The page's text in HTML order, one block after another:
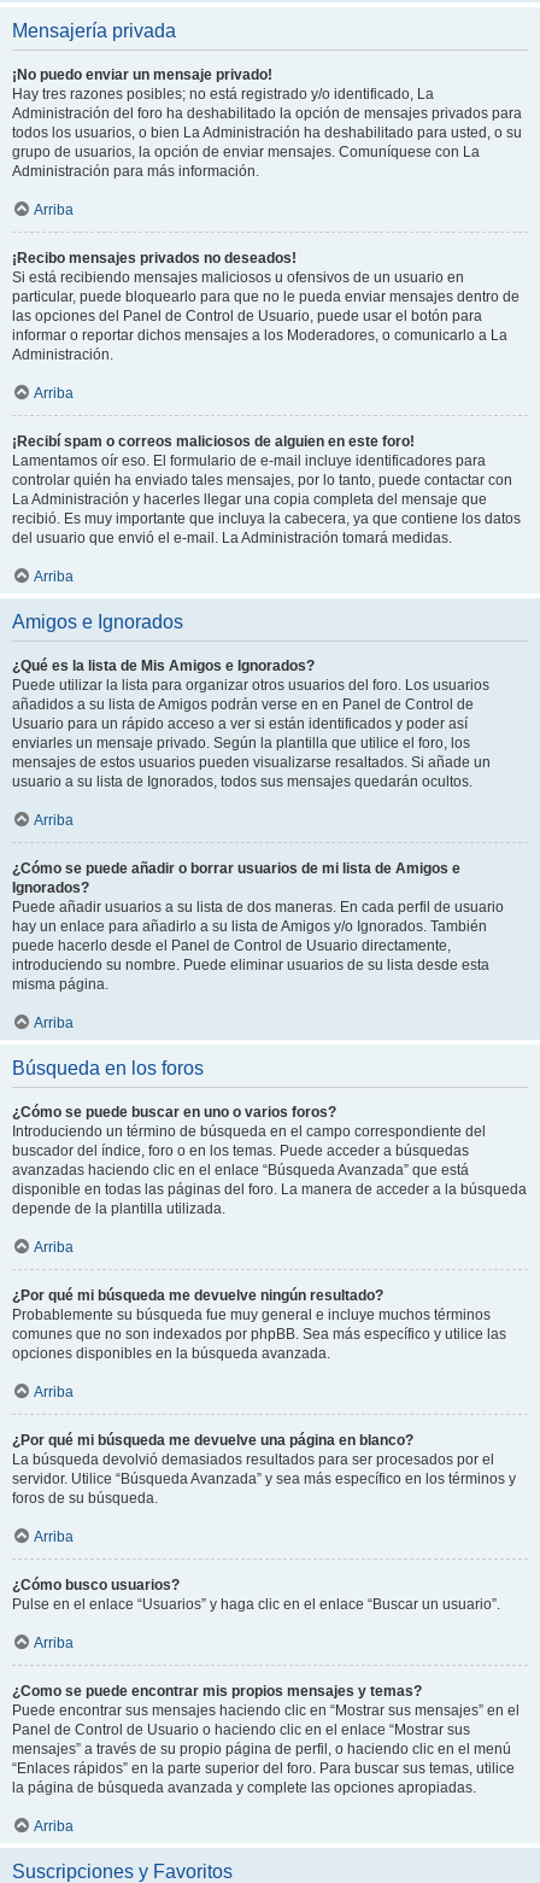
Mensajería privada
¡No puedo enviar un mensaje privado!
Hay tres razones posibles; no está registrado y/o identificado, La
Administración del foro ha deshabilitado la opción de mensajes privados para
todos los usuarios, o bien La Administración ha deshabilitado para usted, o su
grupo de usuarios, la opción de enviar mensajes. Comuníquese con La
Administración para más información.
Arriba
¡Recibo mensajes privados no deseados!
Si está recibiendo mensajes maliciosos u ofensivos de un usuario en
particular, puede bloquearlo para que no le pueda enviar mensajes dentro de
las opciones del Panel de Control de Usuario, puede usar el botón para
informar o reportar dichos mensajes a los Moderadores, o comunicarlo a La
Administración.
Arriba
¡Recibí spam o correos maliciosos de alguien en este foro!
Lamentamos oír eso. El formulario de e-mail incluye identificadores para
controlar quién ha enviado tales mensajes, por lo tanto, puede contactar con
La Administración y hacerles llegar una copia completa del mensaje que
recibió. Es muy importante que incluya la cabecera, ya que contiene los datos
del usuario que envió el e-mail. La Administración tomará medidas.
Arriba
Amigos e Ignorados
¿Qué es la lista de Mis Amigos e Ignorados?
Puede utilizar la lista para organizar otros usuarios del foro. Los usuarios
añadidos a su lista de Amigos podrán verse en en Panel de Control de
Usuario para un rápido acceso a ver si están identificados y poder así
enviarles un mensaje privado. Según la plantilla que utilice el foro, los
mensajes de estos usuarios pueden visualizarse resaltados. Si añade un
usuario a su lista de Ignorados, todos sus mensajes quedarán ocultos.
Arriba
¿Cómo se puede añadir o borrar usuarios de mi lista de Amigos e
Ignorados?
Puede añadir usuarios a su lista de dos maneras. En cada perfil de usuario
hay un enlace para añadirlo a su lista de Amigos y/o Ignorados. También
puede hacerlo desde el Panel de Control de Usuario directamente,
introduciendo su nombre. Puede eliminar usuarios de su lista desde esta
misma página.
Arriba
Búsqueda en los foros
¿Cómo se puede buscar en uno o varios foros?
Introduciendo un término de búsqueda en el campo correspondiente del
buscador del índice, foro o en los temas. Puede acceder a búsquedas
avanzadas haciendo clic en el enlace “Búsqueda Avanzada” que está
disponible en todas las páginas del foro. La manera de acceder a la búsqueda
depende de la plantilla utilizada.
Arriba
¿Por qué mi búsqueda me devuelve ningún resultado?
Probablemente su búsqueda fue muy general e incluye muchos términos
comunes que no son indexados por phpBB. Sea más específico y utilice las
opciones disponibles en la búsqueda avanzada.
Arriba
¿Por qué mi búsqueda me devuelve una página en blanco?
La búsqueda devolvió demasiados resultados para ser procesados por el
servidor. Utilice “Búsqueda Avanzada” y sea más específico en los términos y
foros de su búsqueda.
Arriba
¿Cómo busco usuarios?
Pulse en el enlace “Usuarios” y haga clic en el enlace “Buscar un usuario”.
Arriba
¿Como se puede encontrar mis propios mensajes y temas?
Puede encontrar sus mensajes haciendo clic en “Mostrar sus mensajes” en el
Panel de Control de Usuario o haciendo clic en el enlace “Mostrar sus
mensajes” a través de su propio página de perfil, o haciendo clic en el menú
“Enlaces rápidos” en la parte superior del foro. Para buscar sus temas, utilice
la página de búsqueda avanzada y complete las opciones apropiadas.
Arriba
Suscripciones y Favoritos